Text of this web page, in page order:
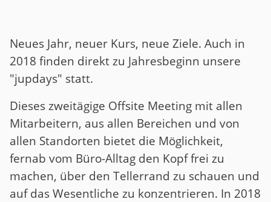
Neues Jahr, neuer Kurs, neue Ziele. Auch in
2018 finden direkt zu Jahresbeginn unsere
"jupdays" statt.
Dieses zweitägige Offsite Meeting mit allen
Mitarbeitern, aus allen Bereichen und von
allen Standorten bietet die Möglichkeit,
fernab vom Büro-Alltag den Kopf frei zu
machen, über den Tellerrand zu schauen und
auf das Wesentliche zu konzentrieren. In 2018